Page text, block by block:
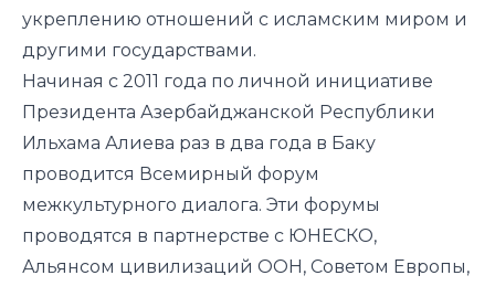
укреплению отношений с исламским миром и
другими государствами.
Начиная с 2011 года по личной инициативе
Президента Азербайджанской Республики
Ильхама Алиева раз в два года в Баку
проводится Всемирный форум
межкультурного диалога. Эти форумы
проводятся в партнерстве с ЮНЕСКО,
Альянсом цивилизаций ООН, Советом Европы,